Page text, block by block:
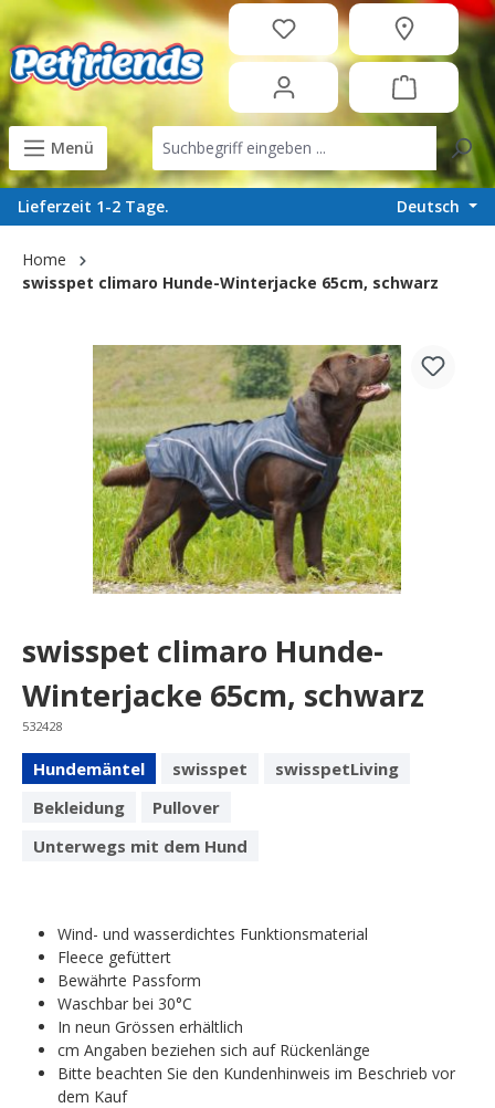
content
Menü
Lieferzeit 1-2 Tage. Deutsch
Home
swisspet climaro Hunde-Winterjacke 65cm, schwarz
swisspet climaro Hunde-
Winterjacke 65cm, schwarz
532428
Hundemäntel swisspet
swisspetLiving
Bekleidung
Pullover
Unterwegs mit dem Hund
Wind- und wasserdichtes Funktionsmaterial
Fleece gefüttert
Bewährte Passform
Waschbar bei 30°C
In neun Grössen erhältlich
cm Angaben beziehen sich auf Rückenlänge
Bitte beachten Sie den Kundenhinweis im Beschrieb vor
dem Kauf